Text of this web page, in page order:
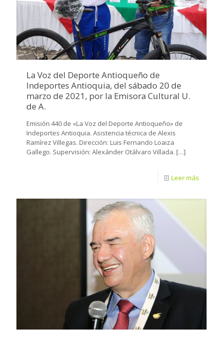
La Voz del Deporte Antioqueño de
Indeportes Antioquia, del sábado 20 de
marzo de 2021, por la Emisora Cultural U.
de A.
Emisión 440 de «La Voz del Deporte Antioqueño» de
Indeportes Antioquia. Asistencia técnica de Alexis
Ramírez Villegas. Dirección: Luis Fernando Loaiza
Gallego. Supervisión: Alexánder Otálvaro Villada. […]
Leer más